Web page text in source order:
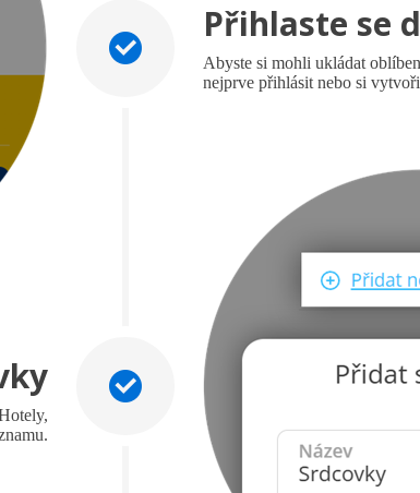
Přihlaste se
Abyste si mohli ukládat
nejprve přihlásit nebo si